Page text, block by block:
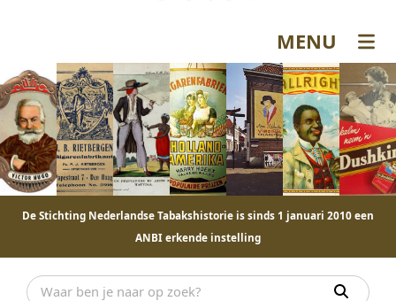
MENU
De Stichting Nederlandse Tabakshistorie is sinds 1 januari 2010 een
ANBI erkende instelling